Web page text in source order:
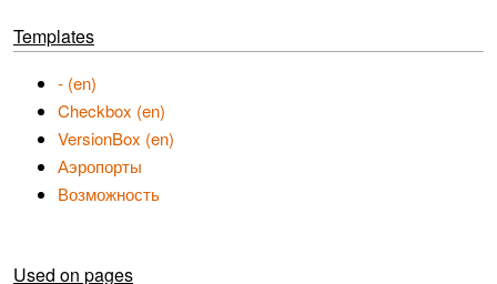
Templates
- (en)
Checkbox (en)
VersionBox (en)
Аэропорты
Возможность
Used on pages